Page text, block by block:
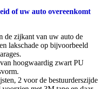
of uw auto overeenkomt
de zijkant van uw auto de
lakschade op bijvoorbeeld
hoogwaardig zwart PU
2 voor de bestuurderszijde